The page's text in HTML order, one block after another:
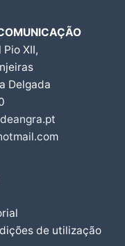
XII,
Delgada
de utilização